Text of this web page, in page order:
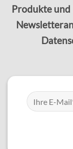
Produkte und